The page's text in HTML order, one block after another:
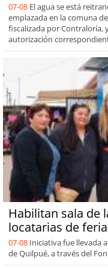
07-08 El agua se está
emplazada en la comuna
fiscalizada por Contraloría,
autorización
Habilitan sala de
locatarias de
07-08 Iniciativa fue llevada
de Quilpué, a través del